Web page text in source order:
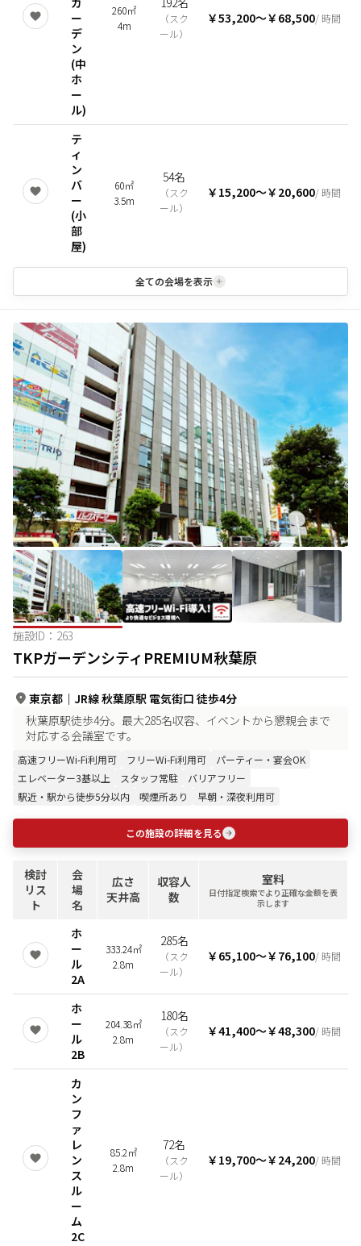
ー
デ
ン
(中
ホ
ー
ル)
260㎡
4m
（スク
ール）
￥53,200〜￥68,500/ 時間
テ
ィ
ン
バ
ー
(小
部
屋)
60㎡
3.5m
54名
（スク
ール）
￥15,200〜￥20,600/ 時間
全ての会場を表示
施設ID： 263
TKPガーデンシティPREMIUM秋葉原
東京都 ｜ JR線 秋葉原駅 電気街口 徒歩4分
秋葉原駅徒歩4分。最大285名収容、イベントから懇親会まで
対応する会議室です。
高速フリーWi-Fi利用可 フリーWi-Fi利用可
パーティー・宴会OK
エレベーター3基以上
スタッフ常駐
バリアフリー
駅近・駅から徒歩5分以内
喫煙所あり 早朝・深夜利用可
この施設の詳細を見る
検討
リス
ト
会
場
名
広さ
天井高
収容人
数
室料
日付指定検索でより正確な金額を表
示します
ホ
ー
ル
2A
333.24㎡
2.8m
285名
（スク
ール）
￥65,100〜￥76,100/ 時間
ホ
ー
ル
2B
204.38㎡
2.8m
180名
（スク
ール）
￥41,400〜￥48,300/ 時間
カ
ン
フ
ァ
レ
ン
ス
ル
ー
ム
2C
85.2㎡
2.8m
72名
（スク
ール）
￥19,700〜￥24,200/ 時間